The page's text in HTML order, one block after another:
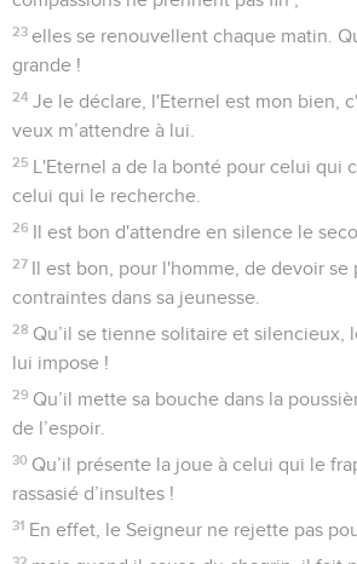
nourriture, à cause du désastre qui
peuple.
11 L'Eternel est allé jusqu’au bout de sa
toute l’ardeur de sa colère et il a allumé
a dévoré ses fondations.
12 Ni les rois de la terre ni aucun des
n'auraient pu croire que l'adversaire,
portes de Jérusalem.
13 Tout cela est arrivé à cause des
des fautes commises par ses prêtres,
sang d’hommes justes dans la ville.
14
Ils erraient, aveugles, dans les rues,
ne pouvait pas toucher leurs habits.
15
« Eloignez-vous, impurs ! leur criait-on.
éloignez-vous, ne nous touchez pas ! »
errent çà et là. On dit parmi les nations :